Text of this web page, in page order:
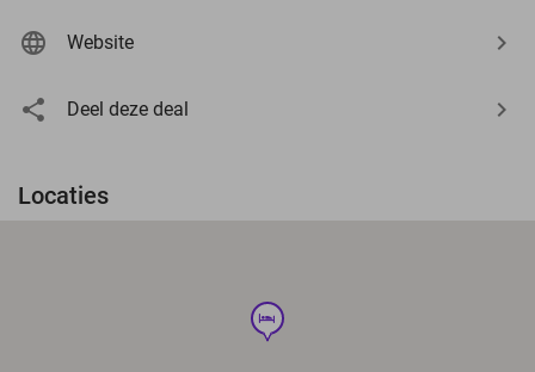
Website
Deel deze deal
Locaties
hotel